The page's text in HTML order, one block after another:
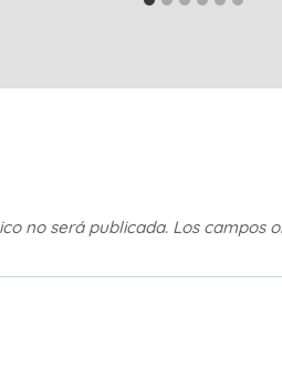
no será publicada. Los campos